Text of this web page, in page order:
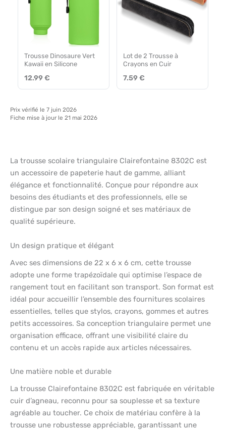
Trousse Dinosaure Vert
Kawaii en Silicone
12.99 €
Lot de 2 Trousse à
Crayons en Cuir
7.59 €
Prix vérifié le 7 juin 2026
Fiche mise à jour le 21 mai 2026
La trousse scolaire triangulaire Clairefontaine 8302C est
un accessoire de papeterie haut de gamme, alliant
élégance et fonctionnalité. Conçue pour répondre aux
besoins des étudiants et des professionnels, elle se
distingue par son design soigné et ses matériaux de
qualité supérieure.
Un design pratique et élégant
Avec ses dimensions de 22 x 6 x 6 cm, cette trousse
adopte une forme trapézoïdale qui optimise l’espace de
rangement tout en facilitant son transport. Son format est
idéal pour accueillir l’ensemble des fournitures scolaires
essentielles, telles que stylos, crayons, gommes et autres
petits accessoires. Sa conception triangulaire permet une
organisation efficace, offrant une visibilité claire du
contenu et un accès rapide aux articles nécessaires.
Une matière noble et durable
La trousse Clairefontaine 8302C est fabriquée en véritable
cuir d’agneau, reconnu pour sa souplesse et sa texture
agréable au toucher. Ce choix de matériau confère à la
trousse une robustesse appréciable, garantissant une